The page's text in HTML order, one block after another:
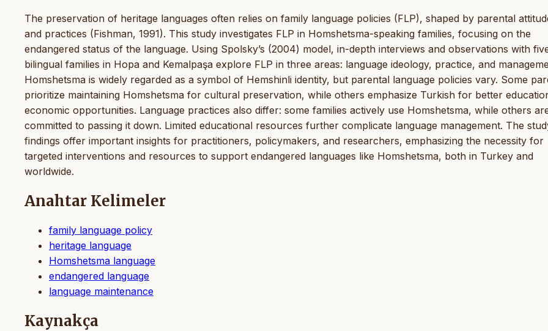
The preservation of heritage languages often relies on family language policies (FLP), shaped by parental
and practices (Fishman, 1991). This study investigates FLP in Homshetsma-speaking families, focusing on the
endangered status of the language. Using Spolsky’s (2004) model, in-depth interviews and observations with
bilingual families in Hopa and Kemalpaşa explore FLP in three areas: language ideology, practice, and
Homshetsma is widely regarded as a symbol of Hemshinli identity, but parental language policies vary. Some
prioritize maintaining Homshetsma for cultural preservation, while others emphasize Turkish for better
economic opportunities. Language practices also differ: some families actively use Homshetsma, while others
committed to passing it down. Limited educational resources further complicate language management. The
findings offer important insights for practitioners, policymakers, and researchers, emphasizing the necessity for
targeted interventions and resources to support endangered languages like Homshetsma, both in Turkey and
worldwide.
Anahtar Kelimeler
family language policy
heritage language
Homshetsma language
endangered language
language maintenance
Kaynakça